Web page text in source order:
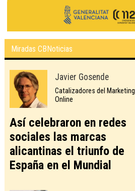
Miradas CBNoticias
Javier Gosende
Catalizadores del Marketing
Online
Así celebraron en redes
sociales las marcas
alicantinas el triunfo de
España en el Mundial